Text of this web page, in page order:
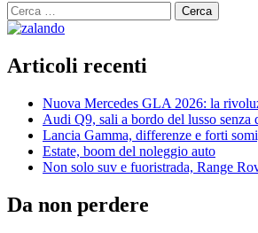
Ricerca
per:
Articoli recenti
Nuova Mercedes GLA 2026: la
Audi Q9, sali a bordo del lusso senza
Lancia Gamma, differenze e forti
Estate, boom del noleggio auto
Non solo suv e fuoristrada, Range
Da non perdere